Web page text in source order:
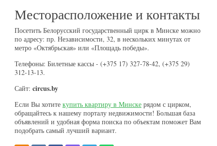
Месторасположение и контакты
Посетить Белорусский государственный цирк в Минске можно
по адресу: пр. Независимости, 32, в нескольких минутах от
метро «Октябрьская» или «Площадь победы».
Телефоны: Билетные кассы - (+375 17) 327-78-42, (+375 29)
312-13-13.
Сайт: circus.by
Если Вы хотите купить квартиру в Минске рядом с цирком,
обращайтесь к нашему порталу недвижимости! Большая база
объявлений и удобная форма поиска по объектам поможет Вам
подобрать самый лучший вариант.